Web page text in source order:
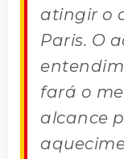
atingir o
Paris. O
fará o
alcance